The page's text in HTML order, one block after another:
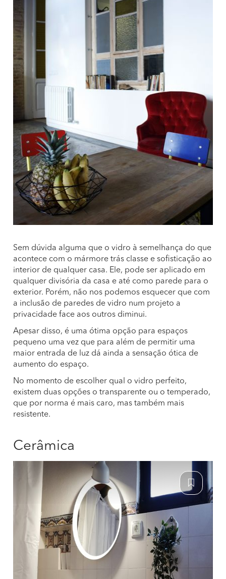
Sem dúvida alguma que o vidro à semelhança do que
acontece com o mármore trás classe e sofisticação ao
interior de qualquer casa. Ele, pode ser aplicado em
qualquer divisória da casa e até como parede para o
exterior. Porém, não nos podemos esquecer que com
a inclusão de paredes de vidro num projeto a
privacidade face aos outros diminui.
Apesar disso, é uma ótima opção para espaços
pequeno uma vez que para além de permitir uma
maior entrada de luz dá ainda a sensação ótica de
aumento do espaço.
No momento de escolher qual o vidro perfeito,
existem duas opções o transparente ou o temperado,
que por norma é mais caro, mas também mais
resistente.
Cerâmica